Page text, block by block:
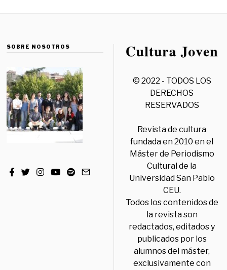
SOBRE NOSOTROS
© 2022 - TODOS LOS
DERECHOS
RESERVADOS
Revista de cultura
fundada en 2010 en el
Máster de Periodismo
Cultural de la
Universidad San Pablo
CEU.
Todos los contenidos de
la revista son
redactados, editados y
publicados por los
alumnos del máster,
exclusivamente con